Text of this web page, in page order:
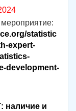
statistic
expert-
development-
наличие и